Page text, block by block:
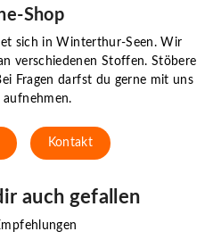
Shop
sich in Winterthur-Seen. Wir
verschiedenen Stoffen. Stöbere
Fragen darfst du gerne mit uns
aufnehmen.
Kontakt
auch gefallen